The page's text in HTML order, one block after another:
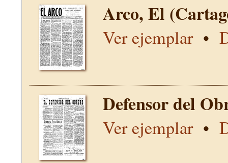
Arco, El
Ver ejemplar•
Defensor del
Ver ejemplar•